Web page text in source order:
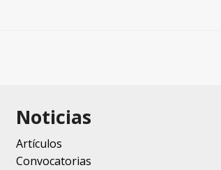
Noticias
Artículos
Convocatorias